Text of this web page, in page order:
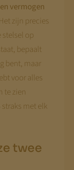
vermogen
zijn precies
op
bepaalt
bent, maar
voor alles
te zien
met elk
twee